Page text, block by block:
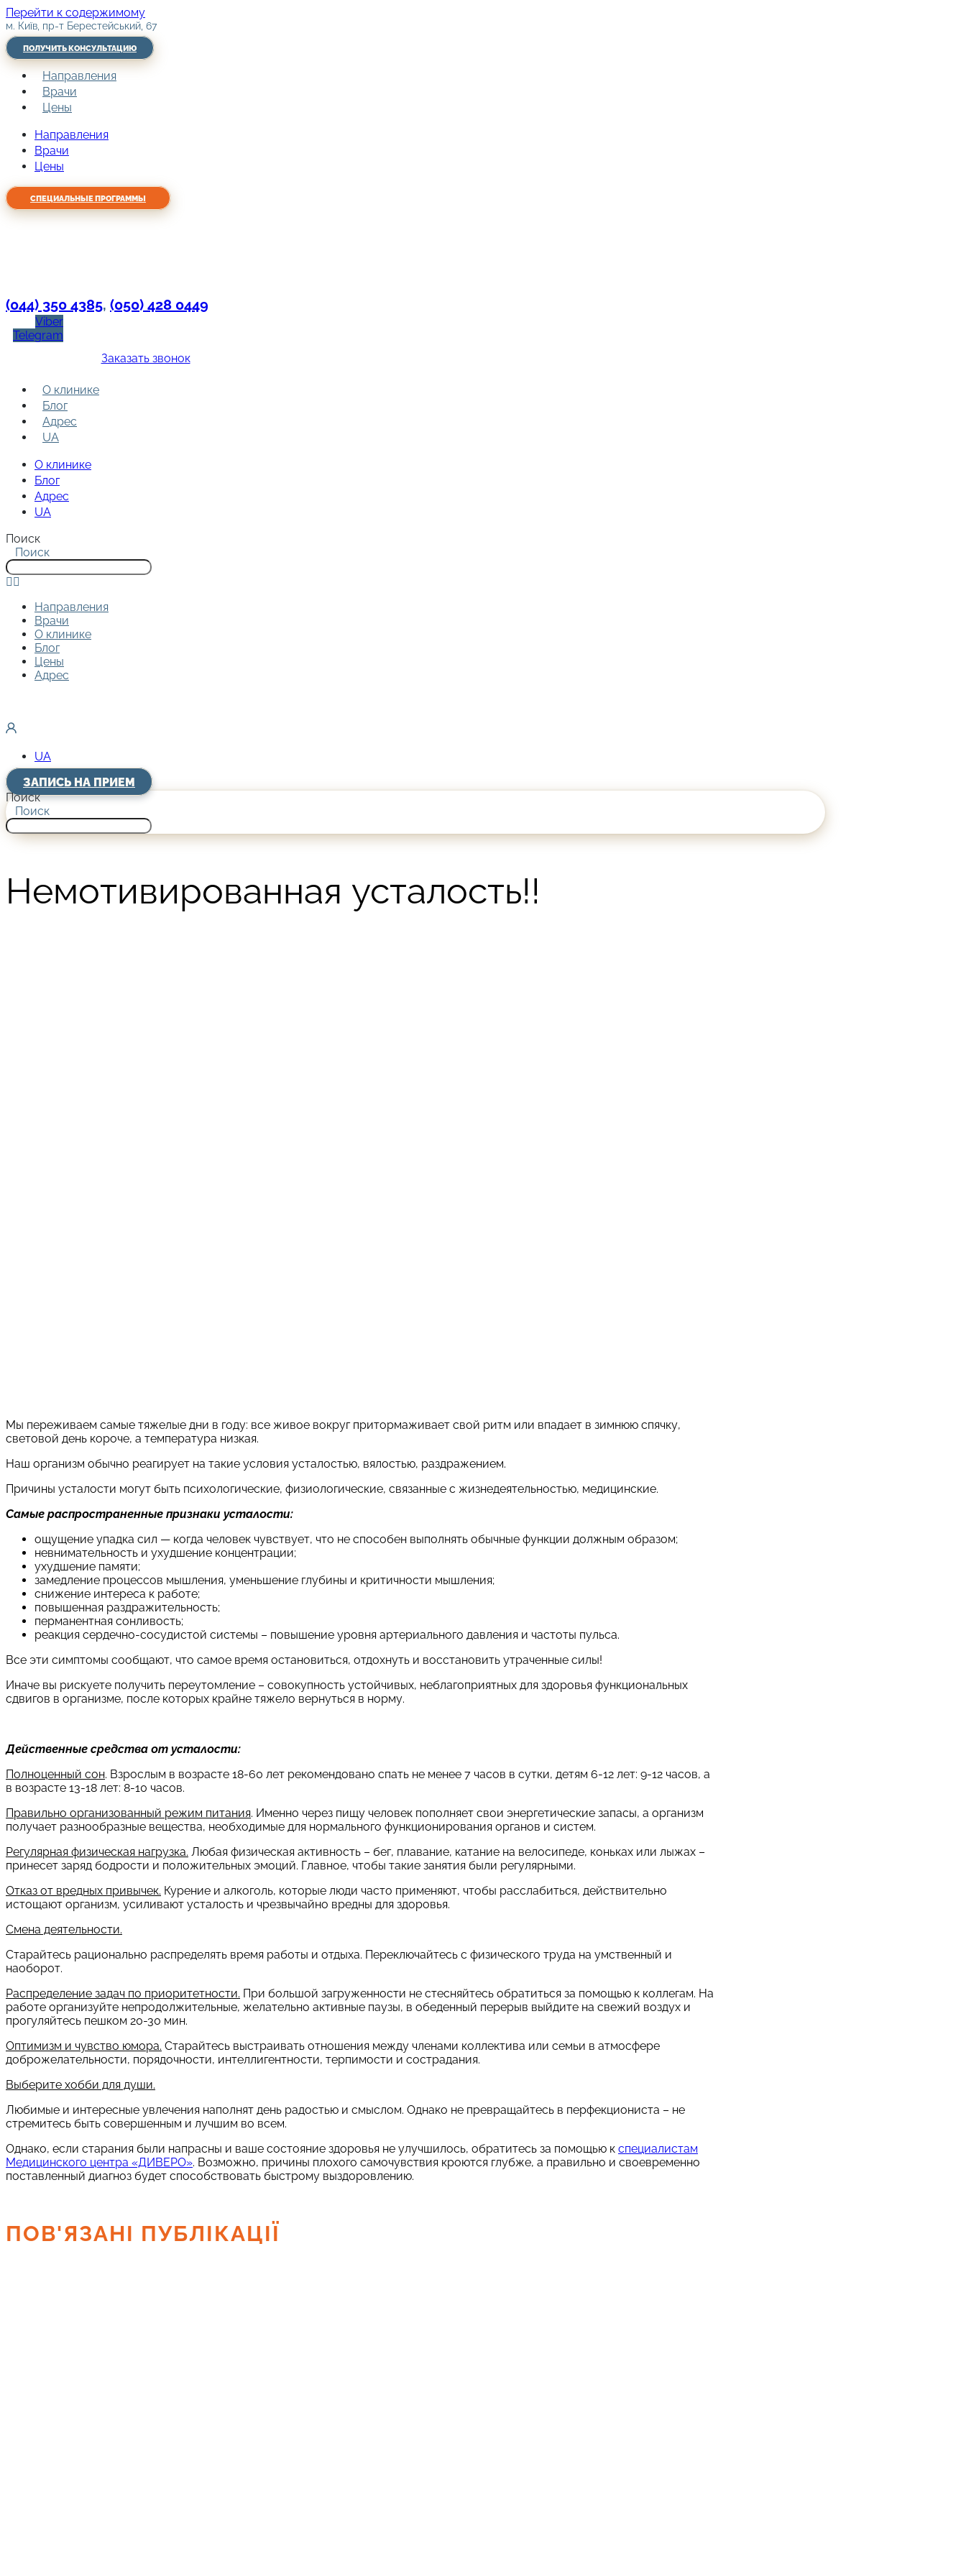
Перейти к содержимому
м. Київ, пр-т Берестейський, 67
ПОЛУЧИТЬ КОНСУЛЬТАЦИЮ
Направления
Врачи
Цены
Направления
Врачи
Цены
СПЕЦИАЛЬНЫЕ ПРОГРАММЫ
(044) 350 4385, (050) 428 0449
Viber
Telegram
Заказать звонок
О клинике
Блог
Адрес
UA
О клинике
Блог
Адрес
UA
Поиск
Поиск
Направления
Врачи
О клинике
Блог
Цены
Адрес
UA
ЗАПИСЬ НА ПРИЕМ
Поиск
Поиск
Немотивированная усталость!!
Мы переживаем самые тяжелые дни в году: все живое вокруг притормаживает свой ритм или впадает в зимнюю спячку,
световой день короче, а температура низкая.
Наш организм обычно реагирует на такие условия усталостью, вялостью, раздражением.
Причины усталости могут быть психологические, физиологические, связанные с жизнедеятельностью, медицинские.
Самые распространенные признаки усталости:
ощущение упадка сил — когда человек чувствует, что не способен выполнять обычные функции должным образом;
невнимательность и ухудшение концентрации;
ухудшение памяти;
замедление процессов мышления, уменьшение глубины и критичности мышления;
снижение интереса к работе;
повышенная раздражительность;
перманентная сонливость;
реакция сердечно-сосудистой системы – повышение уровня артериального давления и частоты пульса.
Все эти симптомы сообщают, что самое время остановиться, отдохнуть и восстановить утраченные силы!
Иначе вы рискуете получить переутомление – совокупность устойчивых, неблагоприятных для здоровья функциональных
сдвигов в организме, после которых крайне тяжело вернуться в норму.
Действенные средства от усталости:
Полноценный сон. Взрослым в возрасте 18-60 лет рекомендовано спать не менее 7 часов в сутки, детям 6-12 лет: 9-12 часов, а
в возрасте 13-18 лет: 8-10 часов.
Правильно организованный режим питания. Именно через пищу человек пополняет свои энергетические запасы, а организм
получает разнообразные вещества, необходимые для нормального функционирования органов и систем.
Регулярная физическая нагрузка. Любая физическая активность – бег, плавание, катание на велосипеде, коньках или лыжах –
принесет заряд бодрости и положительных эмоций. Главное, чтобы такие занятия были регулярными.
Отказ от вредных привычек. Курение и алкоголь, которые люди часто применяют, чтобы расслабиться, действительно
истощают организм, усиливают усталость и чрезвычайно вредны для здоровья.
Смена деятельности.
Старайтесь рационально распределять время работы и отдыха. Переключайтесь с физического труда на умственный и
наоборот.
Распределение задач по приоритетности. При большой загруженности не стесняйтесь обратиться за помощью к коллегам. На
работе организуйте непродолжительные, желательно активные паузы, в обеденный перерыв выйдите на свежий воздух и
прогуляйтесь пешком 20-30 мин.
Оптимизм и чувство юмора. Старайтесь выстраивать отношения между членами коллектива или семьи в атмосфере
доброжелательности, порядочности, интеллигентности, терпимости и сострадания.
Выберите хобби для души.
Любимые и интересные увлечения наполнят день радостью и смыслом. Однако не превращайтесь в перфекциониста – не
стремитесь быть совершенным и лучшим во всем.
Однако, если старания были напрасны и ваше состояние здоровья не улучшилось, обратитесь за помощью к специалистам
Медицинского центра «ДИВЕРО». Возможно, причины плохого самочувствия кроются глубже, а правильно и своевременно
поставленный диагноз будет способствовать быстрому выздоровлению.
ПОВ'ЯЗАНІ ПУБЛІКАЦІЇ